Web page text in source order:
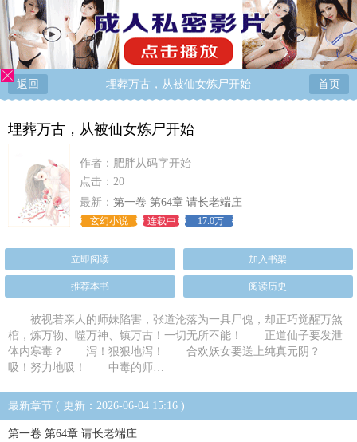
返回 埋葬万古，从被仙女炼尸开始 首页
埋葬万古，从被仙女炼尸开始
作者： 肥胖从码字开始
点击：20
最新： 第一卷 第64章 请长老端庄
玄幻小说 连载中 17.0万
立即阅读 加入书架
推荐本书 阅读历史
被视若亲人的师妹陷害，张道沦落为一具尸傀，却正巧觉醒万煞
棺，炼万物、噬万神、镇万古！一切无所不能！ 正道仙子要发泄
体内寒毒？ 泻！狠狠地泻！ 合欢妖女要送上纯真元阴？
吸！努力地吸！ 中毒的师…
最新章节 ( 更新：2026-06-04 15:16 )
第一卷 第64章 请长老端庄